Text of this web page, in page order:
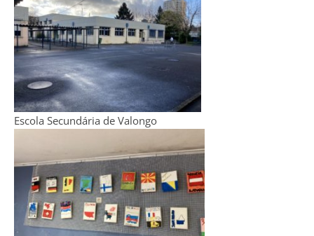
Escola Secundária de Valongo